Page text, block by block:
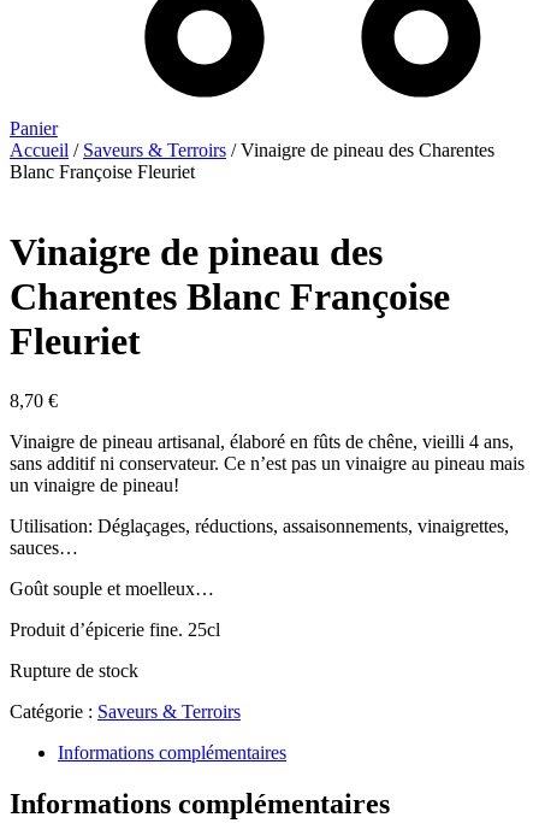
Panier
Accueil / Saveurs & Terroirs / Vinaigre de pineau des Charentes
Blanc Françoise Fleuriet
Vinaigre de pineau des
Charentes Blanc Françoise
Fleuriet
8,70 €
Vinaigre de pineau artisanal, élaboré en fûts de chêne, vieilli 4 ans,
sans additif ni conservateur. Ce n’est pas un vinaigre au pineau mais
un vinaigre de pineau!
Utilisation: Déglaçages, réductions, assaisonnements, vinaigrettes,
sauces…
Goût souple et moelleux…
Produit d’épicerie fine. 25cl
Rupture de stock
Catégorie : Saveurs & Terroirs
Informations complémentaires
Informations complémentaires